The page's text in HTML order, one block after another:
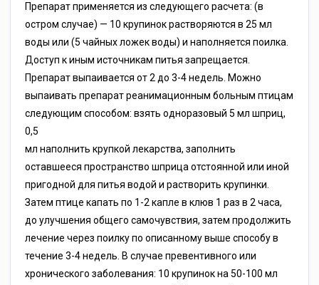
Препарат применяется из следующего расчета: (в
остром случае) — 10 крупинок растворяются в 25 мл
воды или (5 чайных ложек воды) и наполняется поилка.
Доступ к иным источникам питья запрещается.
Препарат выпаивается от 2 до 3-4 недель. Можно
выпаивать препарат реанимационным больным птицам
следующим способом: взять одноразовый 5 мл шприц,
0,5
мл наполнить крупкой лекарства, заполнить
оставшееся пространство шприца отстоянной или иной
пригодной для питья водой и растворить крупинки.
Затем птице капать по 1-2 капле в клюв 1 раз в 2 часа,
до улучшения общего самочувствия, затем продолжить
лечение через поилку по описанному выше способу в
течение 3-4 недель. В случае превентивного или
хронического заболевания: 10 крупинок на 50-100 мл